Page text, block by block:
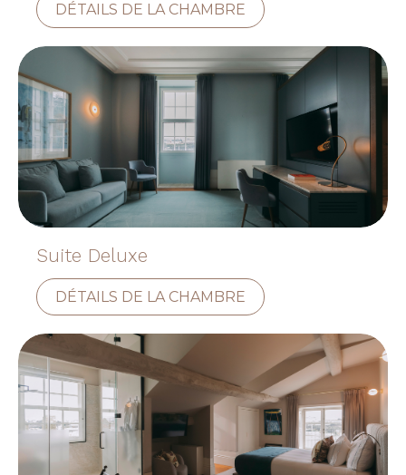
DÉTAILS DE LA CHAMBRE
Suite Deluxe
DÉTAILS DE LA CHAMBRE